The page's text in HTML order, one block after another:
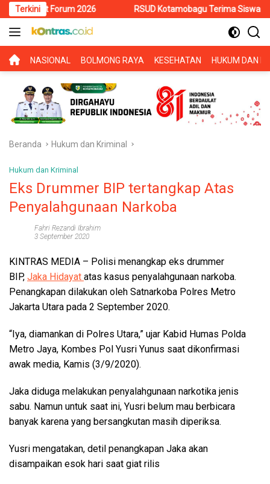
Langsung
ke
konten
Terkini
Forum 2026 RSUD Kotamobagu Terima Siswa PKL SMK
BERANDA
NASIONAL BOLMONG RAYA KESEHATAN HUKUM DAN
Beranda Hukum dan Kriminal
Hukum dan Kriminal
Eks Drummer BIP tertangkap Atas
Penyalahgunaan Narkoba
Fahri Rezandi Ibrahim
3 September 2020
KINTRAS MEDIA – Polisi menangkap eks drummer
BIP, Jaka Hidayat atas kasus penyalahgunaan narkoba.
Penangkapan dilakukan oleh Satnarkoba Polres Metro
Jakarta Utara pada 2 September 2020.
“Iya, diamankan di Polres Utara,” ujar Kabid Humas Polda
Metro Jaya, Kombes Pol Yusri Yunus saat dikonfirmasi
awak media, Kamis (3/9/2020).
Jaka diduga melakukan penyalahgunaan narkotika jenis
sabu. Namun untuk saat ini, Yusri belum mau berbicara
banyak karena yang bersangkutan masih diperiksa.
Yusri mengatakan, detil penangkapan Jaka akan
disampaikan esok hari saat giat rilis